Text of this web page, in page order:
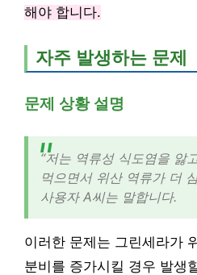
해야 합니다.
자주 발생하는 문제
문제 상황 설명
“저는 역류성 식도염을 앓
먹으면서 위산 역류가 더
사용자 A씨는 말합니다.
이러한 문제는 그린세라가
분비를 증가시킬 경우 발생